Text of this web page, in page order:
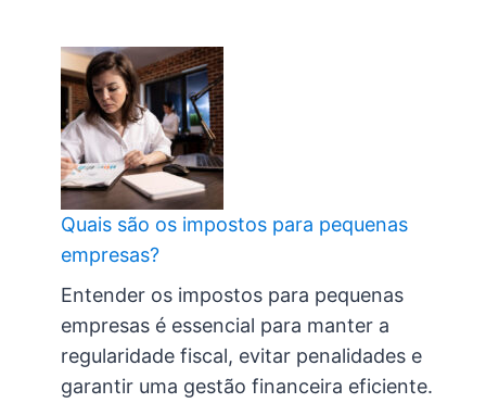
Quais são os impostos para pequenas
empresas?
Entender os impostos para pequenas
empresas é essencial para manter a
regularidade fiscal, evitar penalidades e
garantir uma gestão financeira eficiente.